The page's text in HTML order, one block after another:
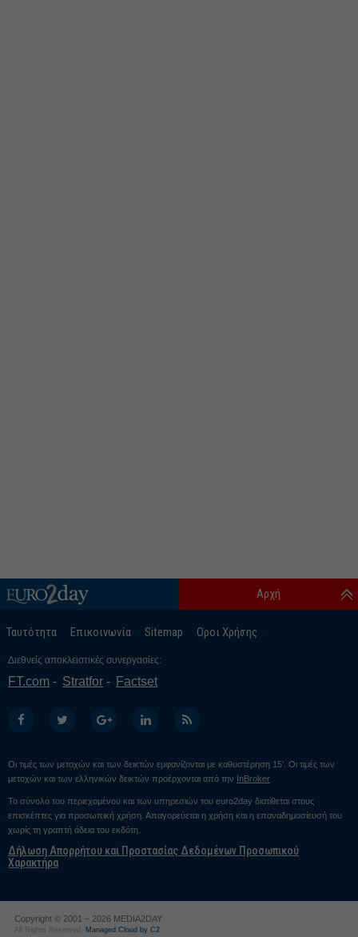
Ταυτότητα Επικοινωνία Sitemap Οροι Χρήσης
Αρχή
Διεθνείς αποκλειστικές συνεργασίες:
FT.com Stratfor Factset
Οι τιμές των μετοχών και των δεικτών εμφανίζονται με καθυστέρηση 15’. Οι τιμές των
μετοχών και των ελληνικών δεικτών προέρχονται από την InBroker
Το σύνολο του περιεχομένου και των υπηρεσιών του euro2day διατίθεται στους
επισκέπτες για προσωπική χρήση. Απαγορεύεται η χρήση και η επαναδημοσίευσή του
χωρίς τη γραπτή άδεια του εκδότη.
Δήλωση Απορρήτου και Προστασίας Δεδομένων Προσωπικού
Χαρακτήρα
Copyright © 2001 – 2026 MEDIA2DAY
All Rights Reserved. Managed Cloud by C2